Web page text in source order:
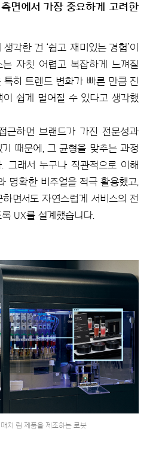
면에서 가장 중요하게 고려한
각한 건 ‘쉽고 재미있는 경험’이
는 자칫 어렵고 복잡하게 느껴질
특히 트렌드 변화가 빠른 만큼 진
이 쉽게 멀어질 수 있다고 생각했
근하면 브랜드가 가진 전문성과
때문에, 그 균형을 맞추는 과정
그래서 누구나 직관적으로 이해
명확한 비주얼을 적극 활용했고,
면서도 자연스럽게 서비스의 전
UX를 설계했습니다.
치 립 제품을 제조하는 로봇